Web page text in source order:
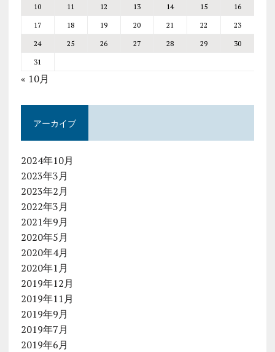
10
11 12 13 14 15
16
17
18 19 20 21 22
23
24
25 26 27 28 29
30
31
« 10月
アーカイブ
2024年10月
2023年3月
2023年2月
2022年3月
2021年9月
2020年5月
2020年4月
2020年1月
2019年12月
2019年11月
2019年9月
2019年7月
2019年6月